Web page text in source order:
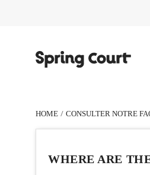
HOME CONSULTER NOTRE
WHERE ARE